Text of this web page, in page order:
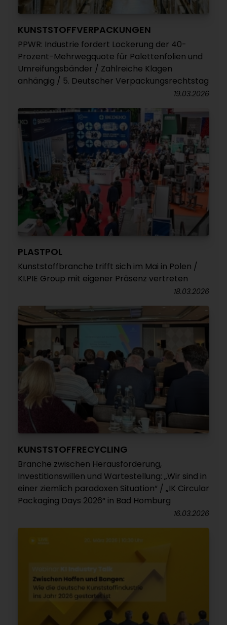
KUNSTSTOFFVERPACKUNGEN
PPWR: Industrie fordert Lockerung der 40-
Prozent-Mehrwegquote für Palettenfolien und
Umreifungsbänder / Zahlreiche Klagen
anhängig / 5. Deutscher Verpackungsrechtstag
19.03.2026
PLASTPOL
Kunststoffbranche trifft sich im Mai in Polen /
KI.PIE Group mit eigener Präsenz vertreten
18.03.2026
KUNSTSTOFFRECYCLING
Branche zwischen Herausforderung,
Investitionswillen und Wartestellung: „Wir sind in
einer ziemlich paradoxen Situation“ / „IK Circular
Packaging Days 2026“ in Bad Homburg
16.03.2026